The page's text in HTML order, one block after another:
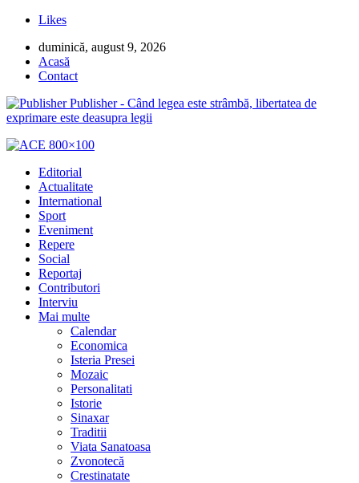
Likes
duminică, august 9, 2026
Acasă
Contact
Publisher - Când legea este strâmbă, libertatea de
exprimare este deasupra legii
Editorial
Actualitate
International
Sport
Eveniment
Repere
Social
Reportaj
Contributori
Interviu
Mai multe
Calendar
Economica
Isteria Presei
Mozaic
Personalitati
Istorie
Sinaxar
Traditii
Viata Sanatoasa
Zvonotecă
Crestinatate